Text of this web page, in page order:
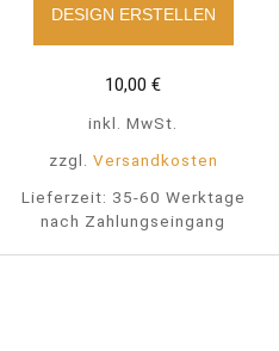
DESIGN ERSTELLEN
10,00 €
inkl. MwSt.
zzgl. Versandkosten
Lieferzeit: 35-60 Werktage
nach Zahlungseingang